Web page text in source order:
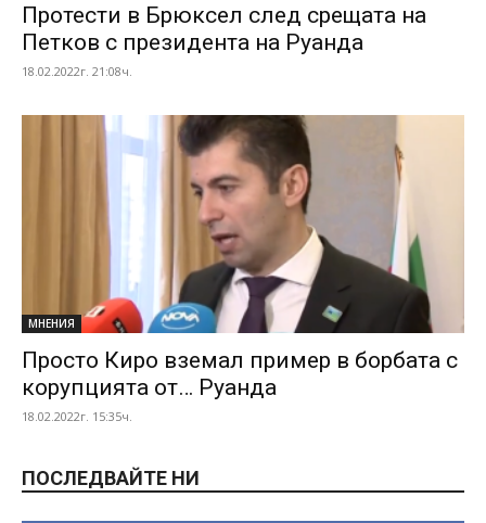
Протести в Брюксел след срещата на
Петков с президента на Руанда
18.02.2022г. 21:08ч.
МНЕНИЯ
Просто Киро вземал пример в борбата с
корупцията от… Руанда
18.02.2022г. 15:35ч.
ПОСЛЕДВАЙТЕ НИ